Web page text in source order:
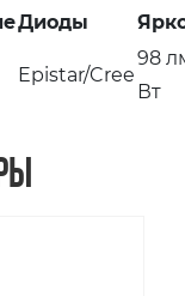
Диоды
Epistar/Cree
98
Вт